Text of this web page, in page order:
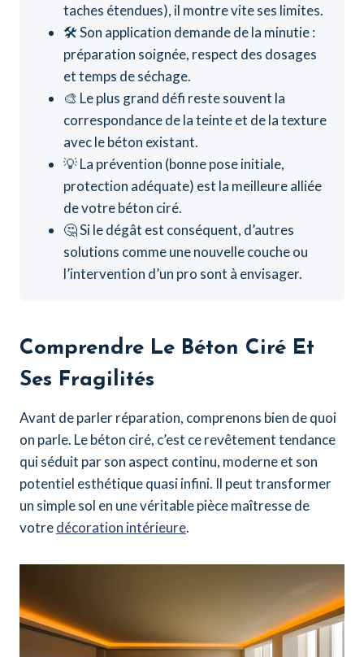
taches étendues), il montre vite ses limites.
🛠️ Son application demande de la minutie :
préparation soignée, respect des dosages
et temps de séchage.
🎨 Le plus grand défi reste souvent la
correspondance de la teinte et de la texture
avec le béton existant.
💡 La prévention (bonne pose initiale,
protection adéquate) est la meilleure alliée
de votre béton ciré.
🤔 Si le dégât est conséquent, d’autres
solutions comme une nouvelle couche ou
l’intervention d’un pro sont à envisager.
Comprendre Le Béton Ciré Et
Ses Fragilités
Avant de parler réparation, comprenons bien de quoi
on parle. Le béton ciré, c’est ce revêtement tendance
qui séduit par son aspect continu, moderne et son
potentiel esthétique quasi infini. Il peut transformer
un simple sol en une véritable pièce maîtresse de
votredécoration intérieure.